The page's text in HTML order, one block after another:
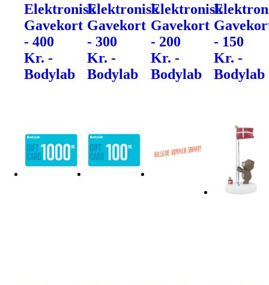
Elektronisk
Gavekort
- 400
Kr. -
Bodylab
Elektronisk
Gavekort
- 300
Kr. -
Bodylab
Elektronisk
Gavekort
- 200
Kr. -
Bodylab
- 150
Kr. -
Bodylab